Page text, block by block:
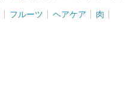
フルーツ ヘアケア 肉